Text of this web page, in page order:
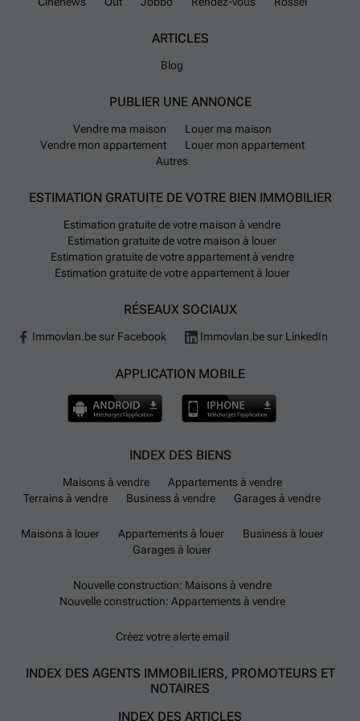
ARTICLES
Blog
PUBLIER UNE ANNONCE
Vendre ma maison
Louer ma maison
Vendre mon appartement
Louer mon appartement
Autres
ESTIMATION GRATUITE DE VOTRE BIEN IMMOBILIER
Estimation gratuite de votre maison à vendre
Estimation gratuite de votre maison à louer
Estimation gratuite de votre appartement à vendre
Estimation gratuite de votre appartement à louer
RÉSEAUX SOCIAUX
Immovlan.be sur Facebook Immovlan.be sur LinkedIn
APPLICATION MOBILE
INDEX DES BIENS
Maisons à vendre
Appartements à vendre
Terrains à vendre
Business à vendre Garages à vendre
Maisons à louer Appartements à louer
Business à louer
Garages à louer
Nouvelle construction: Maisons à vendre
Nouvelle construction: Appartements à vendre
Créez votre alerte email
INDEX DES AGENTS IMMOBILIERS, PROMOTEURS ET
NOTAIRES
INDEX DES ARTICLES